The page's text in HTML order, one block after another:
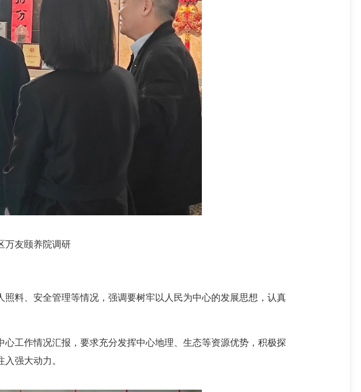
友颐养院调研
料、安全管理等情况，强调要树牢以人民为中心的发展思想，认真
作情况汇报，要求充分发挥中心地理、生态等资源优势，积极探
强大动力。